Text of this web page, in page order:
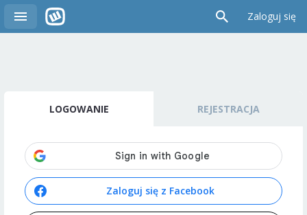
Zaloguj się
LOGOWANIE REJESTRACJA
Zaloguj się z Facebook